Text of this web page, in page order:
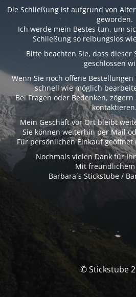
Die Schließung ist aufgrund von
geworden.
Ich werde mein Bestes tun, um
Schließung so reibungslos
Bitte beachten Sie, dass dieser
geschlossen
Wenn Sie noch offene
schnell wie möglich
Bei Fragen oder Bedenken,
kontaktieren.
Mein Geschäft vor Ort bleibt
Sie können weiterhin per Mail
Für persönlichen Einkauf
Nochmals vielen Dank für
Mit
Barbara´s Stickstube /
© Stickstube